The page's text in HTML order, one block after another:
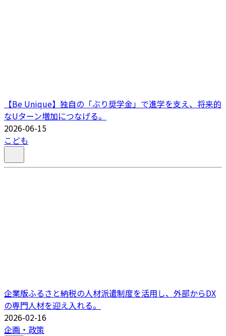
【Be Unique】独自の「ぶり奨学金」で進学を支え、将来的
なUターン増加につなげる。
2026-06-15
こども
企業版ふるさと納税の人材派遣制度を活用し、外部からDX
の専門人材を迎え入れる。
2026-02-16
企画・政策